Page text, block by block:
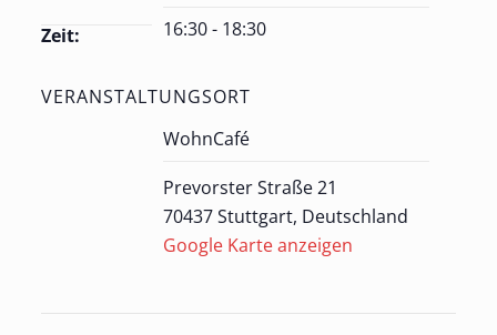
Zeit: 16:30 - 18:30
VERANSTALTUNGSORT
WohnCafé
Prevorster Straße 21
70437 Stuttgart, Deutschland
Google Karte anzeigen